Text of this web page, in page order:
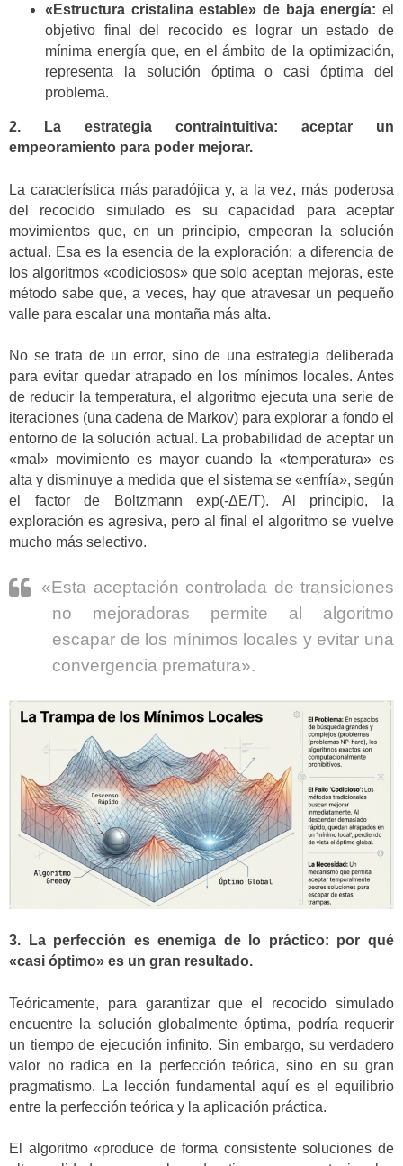
«Estructura cristalina estable» de baja energía: el
objetivo final del recocido es lograr un estado de
mínima energía que, en el ámbito de la optimización,
representa la solución óptima o casi óptima del
problema.
2. La estrategia contraintuitiva: aceptar un
empeoramiento para poder mejorar.
La característica más paradójica y, a la vez, más poderosa
del recocido simulado es su capacidad para aceptar
movimientos que, en un principio, empeoran la solución
actual. Esa es la esencia de la exploración: a diferencia de
los algoritmos «codiciosos» que solo aceptan mejoras, este
método sabe que, a veces, hay que atravesar un pequeño
valle para escalar una montaña más alta.
No se trata de un error, sino de una estrategia deliberada
para evitar quedar atrapado en los mínimos locales. Antes
de reducir la temperatura, el algoritmo ejecuta una serie de
iteraciones (una cadena de Markov) para explorar a fondo el
entorno de la solución actual. La probabilidad de aceptar un
«mal» movimiento es mayor cuando la «temperatura» es
alta y disminuye a medida que el sistema se «enfría», según
el factor de Boltzmann exp(-ΔE/T). Al principio, la
exploración es agresiva, pero al final el algoritmo se vuelve
mucho más selectivo.
«Esta aceptación controlada de transiciones
no mejoradoras permite al algoritmo
escapar de los mínimos locales y evitar una
convergencia prematura».
3. La perfección es enemiga de lo práctico: por qué
«casi óptimo» es un gran resultado.
Teóricamente, para garantizar que el recocido simulado
encuentre la solución globalmente óptima, podría requerir
un tiempo de ejecución infinito. Sin embargo, su verdadero
valor no radica en la perfección teórica, sino en su gran
pragmatismo. La lección fundamental aquí es el equilibrio
entre la perfección teórica y la aplicación práctica.
El algoritmo «produce de forma consistente soluciones de